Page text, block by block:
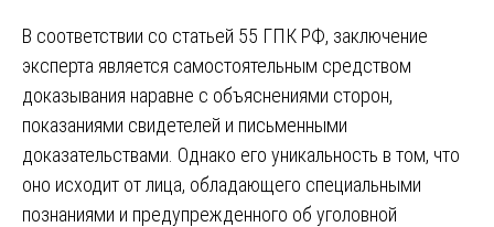
В соответствии со статьей 55 ГПК РФ, заключение
эксперта является самостоятельным средством
доказывания наравне с объяснениями сторон,
показаниями свидетелей и письменными
доказательствами. Однако его уникальность в том, что
оно исходит от лица, обладающего специальными
познаниями и предупрежденного об уголовной